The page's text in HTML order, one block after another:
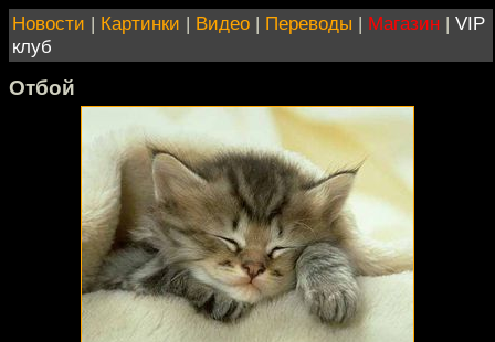
Новости | Картинки | Видео | Переводы | Магазин | VIP
клуб
Отбой